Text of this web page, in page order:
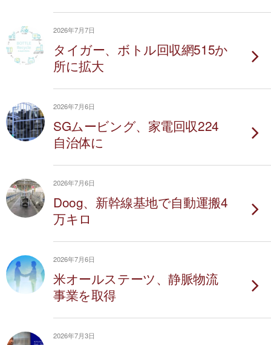
2026年7月7日
タイガー、ボトル回収網515か
所に拡大
2026年7月6日
SGムービング、家電回収224
自治体に
2026年7月6日
Doog、新幹線基地で自動運搬4
万キロ
2026年7月6日
米オールステーツ、静脈物流
事業を取得
2026年7月3日